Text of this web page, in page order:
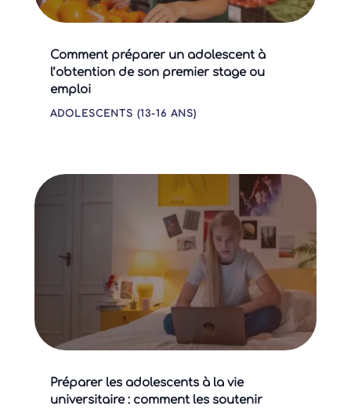
Comment préparer un adolescent à
l’obtention de son premier stage ou
emploi
ADOLESCENTS (13-16 ANS)
Préparer les adolescents à la vie
universitaire : comment les soutenir